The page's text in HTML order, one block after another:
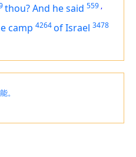
thou? And he said 559 ,
camp 4264of Israel 3478
。